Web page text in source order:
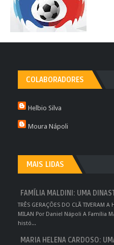
COLABORADORES
Helbio Silva
Moura Nápoli
MAIS LIDAS
FAMÍLIA MALDINI: UMA
TRÊS GERAÇÕES DO CLÃ TIVERAM
MILAN Por Daniel Nápoli A Família
histó...
MARIA HELENA CARDOSO: